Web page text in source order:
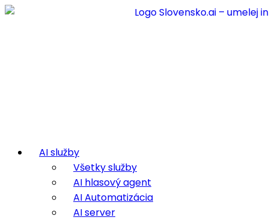
AI služby
Všetky služby
AI hlasový agent
AI Automatizácia
AI server